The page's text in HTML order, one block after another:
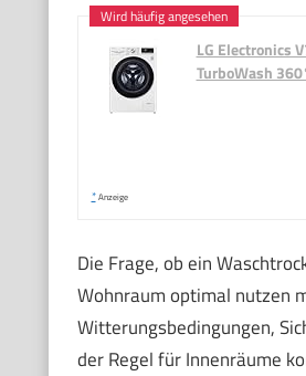
LG Electronics
TurboWash
* Anzeige
Die Frage, ob ein
Wohnraum optimal nutzen
Witterungsbedingungen,
der Regel für Innenräume